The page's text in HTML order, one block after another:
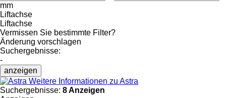
mm
Liftachse
Liftachse
Vermissen Sie bestimmte Filter?
Änderung vorschlagen
Suchergebnisse:
-
anzeigen
Weitere Informationen zu Astra
Suchergebnisse: 8 Anzeigen